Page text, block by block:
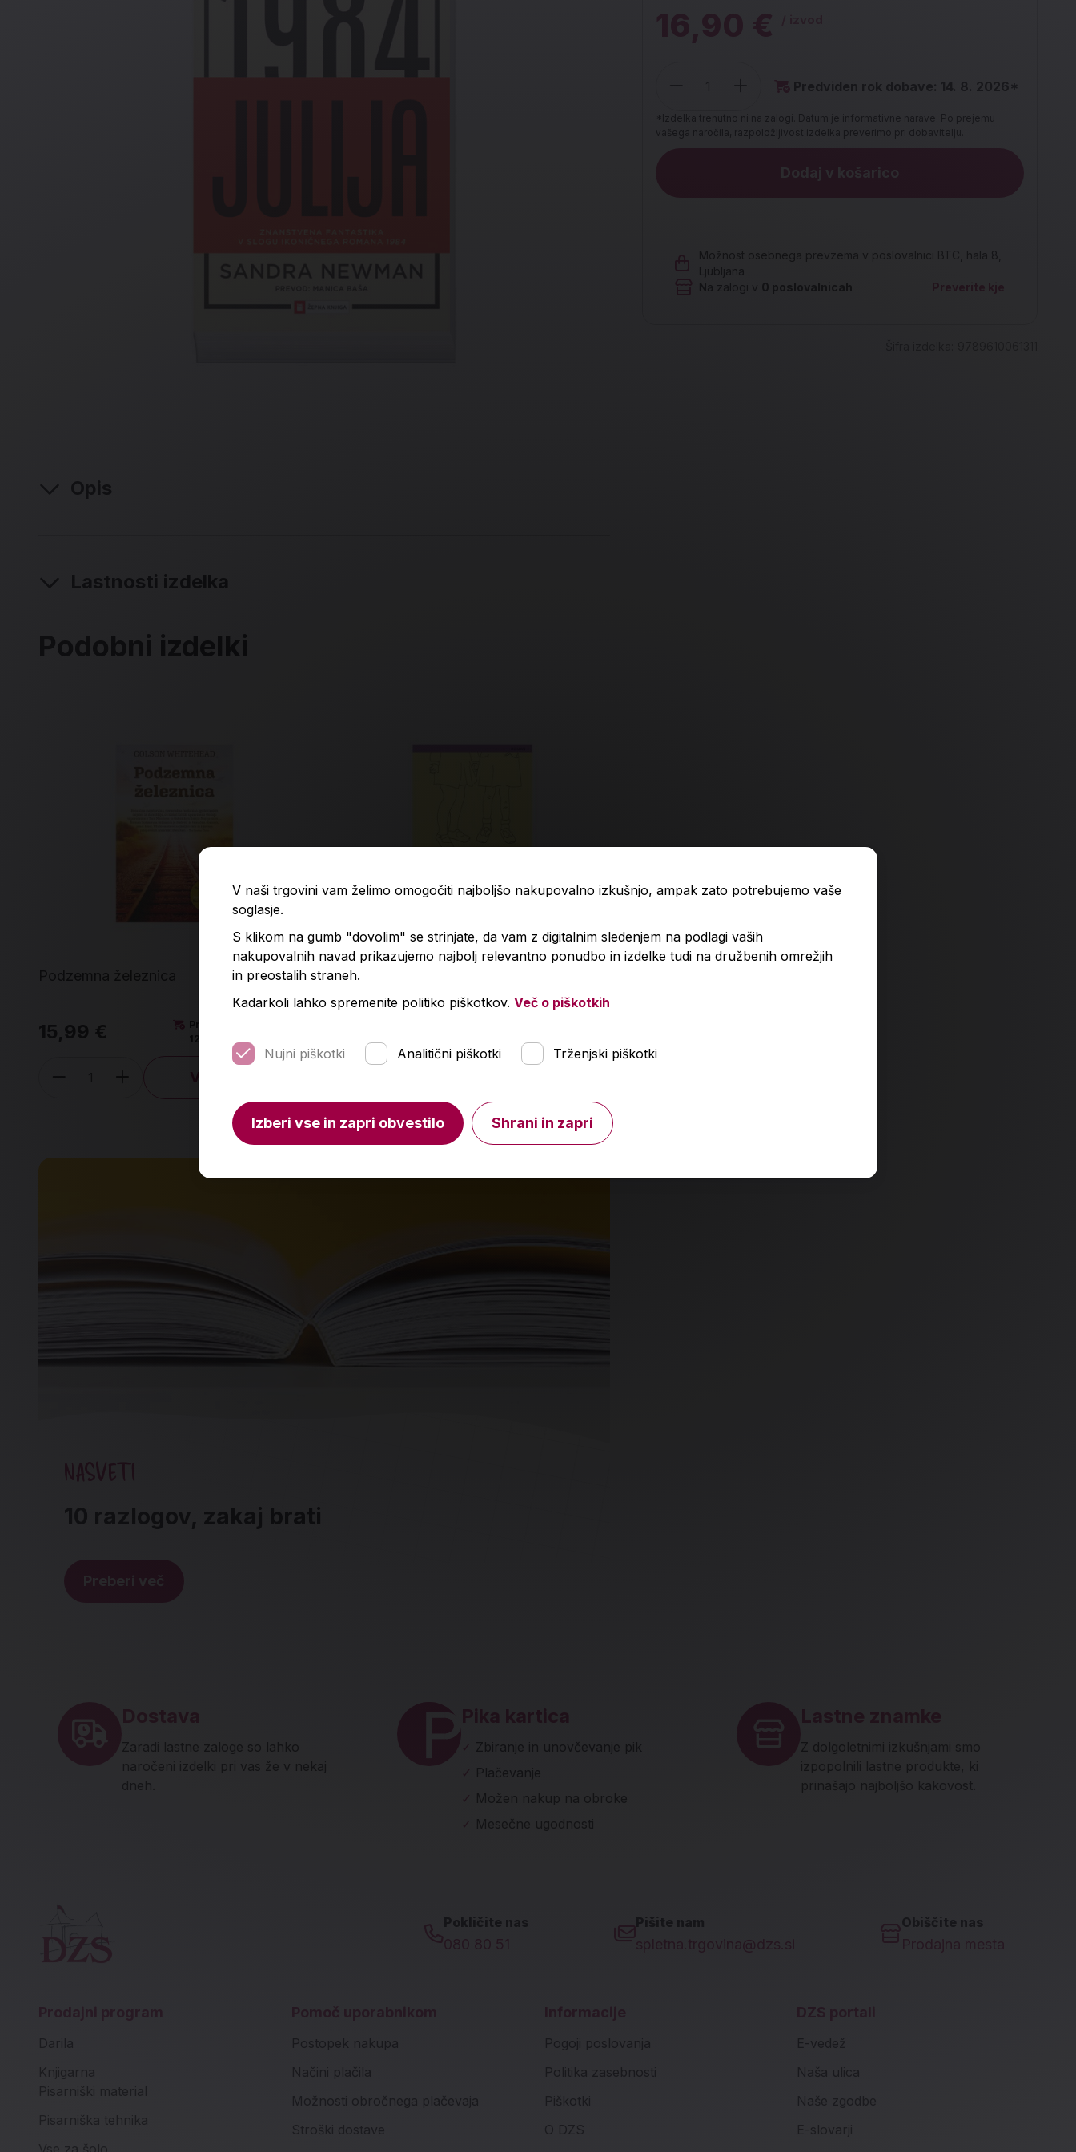
16,90 €
Predviden rok dobave: 14. 8. 2026*
*Izdelka trenutno ni na zalogi. Datum je informativne narave. Po prejemu
vašega naročila, razpoložljivost izdelka preverimo pri dobavitelju.
Količina
Dodaj v košarico
Možnost osebnega prevzema v poslovalnici BTC, hala 8,
Ljubljana
Na zalogi v 0 poslovalnicah Preverite kje
Opis
Lastnosti izdelka
Podobni izdelki
Podzemna železnica
15,99 €
Predvidena dobava:
12. 8. 2026*
Količina
V košarico
Genialna prijateljica
Preverite zalogo v poslovalnicah.
NASVETI
10 razlogov, zakaj brati
Preberi več
Dostava
Zaradi lastne zaloge so lahko
naročeni izdelki pri vas že v nekaj
dneh.
Pika kartica
✓
Zbiranje in unovčevanje pik
✓
Plačevanje
✓
Možen nakup na obroke
Mesečne ugodnosti
Lastne znamke
Z dolgoletnimi izkušnjami smo
izpopolnili lastne produkte, ki
prinašajo najboljšo kakovost.
Pokličite nas
080 80 51
Pišite nam
spletna.trgovina@dzs.si
Obiščite nas
Prodajna mesta
Prodajni program
Darila
Knjigarna
Pisarniški material
Pisarniška tehnika
Vse za šolo
Pomoč uporabnikom
Postopek nakupa
Načini plačila
Možnosti obročnega plačevaja
Stroški dostave
Informacije
Pogoji poslovanja
Politika zasebnosti
Piškotki
O DZS
DZS portali
E-vedež
Naša ulica
Naše zgodbe
E-slovarji
V naši trgovini vam želimo omogočiti najboljšo nakupovalno izkušnjo, ampak zato potrebujemo vaše
soglasje.
S klikom na gumb "dovolim" se strinjate, da vam z digitalnim sledenjem na podlagi vaših
nakupovalnih navad prikazujemo najbolj relevantno ponudbo in izdelke tudi na družbenih omrežjih
in preostalih straneh.
Kadarkoli lahko spremenite politiko piškotkov. Več o piškotkih
Nujni piškotki Analitični piškotki Trženjski piškotki
Izberi vse in zapri obvestilo Shrani in zapri